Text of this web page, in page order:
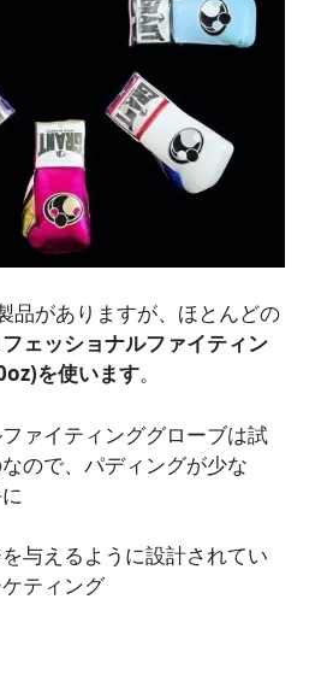
品がありますが、ほとんどの
ェッショナルファイティン
を使います。
ァイティンググローブは試
ので、パディングが少な
与えるように設計されてい
ティング